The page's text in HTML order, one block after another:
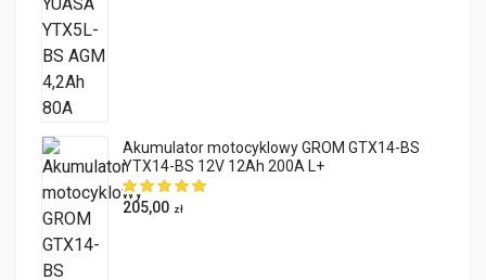
Akumulator motocyklowy GROM GTX14-BS
YTX14-BS 12V 12Ah 200A L+
205,00 zł